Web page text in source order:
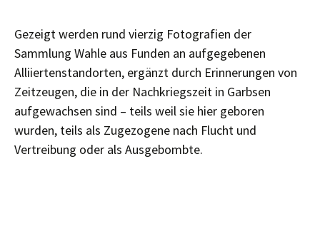
Gezeigt werden rund vierzig Fotografien der
Sammlung Wahle aus Funden an aufgegebenen
Alliiertenstandorten, ergänzt durch Erinnerungen von
Zeitzeugen, die in der Nachkriegszeit in Garbsen
aufgewachsen sind – teils weil sie hier geboren
wurden, teils als Zugezogene nach Flucht und
Vertreibung oder als Ausgebombte.